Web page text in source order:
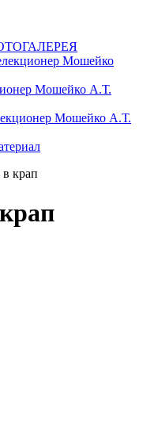
Мошейко
Мошейко А.Т.
Мошейко А.Т.
в крап